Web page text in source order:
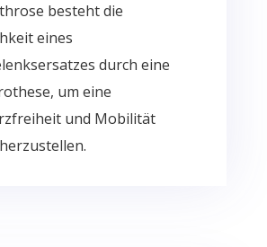
besteht die
eines
durch eine
um eine
und Mobilität